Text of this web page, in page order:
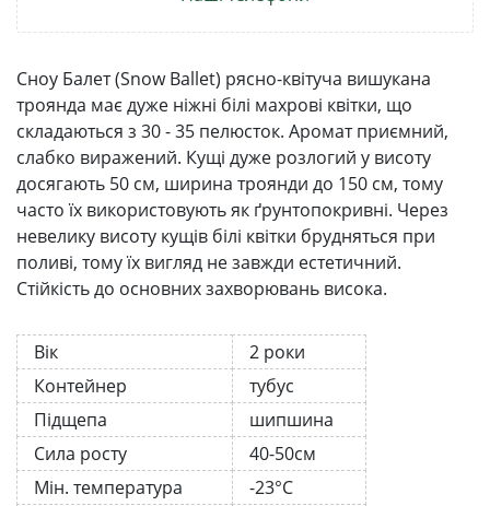
Сноу Балет (Snow Ballet) рясно-квітуча вишукана
троянда має дуже ніжні білі махрові квітки, що
складаються з 30 - 35 пелюсток. Аромат приємний,
слабко виражений. Кущі дуже розлогий у висоту
досягають 50 см, ширина троянди до 150 см, тому
часто їх використовують як ґрунтопокривні. Через
невелику висоту кущів білі квітки брудняться при
поливі, тому їх вигляд не завжди естетичний.
Стійкість до основних захворювань висока.
Вік
2 роки
Контейнер
тубус
Підщепа
шипшина
Сила росту
40-50см
Мін. температура
-23°C